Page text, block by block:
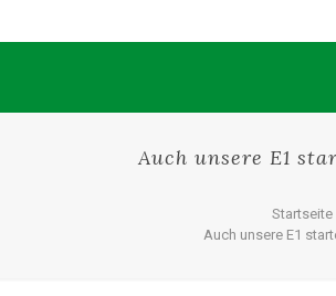
Auch unsere E1
Startseite
Auch unsere E1